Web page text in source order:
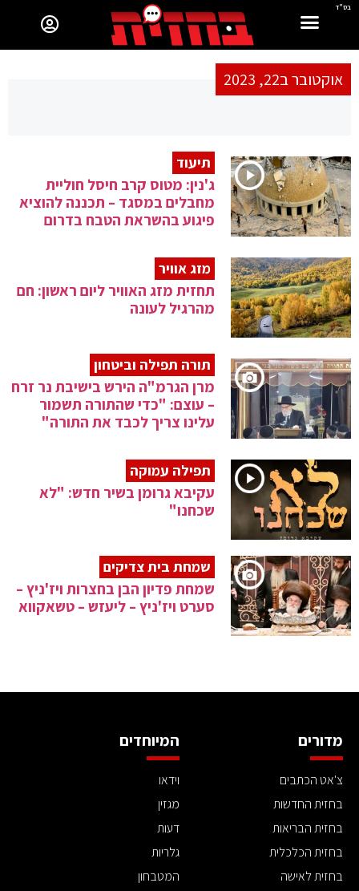
בס"ד
אוקטובר ב22, 2023
תיעוד
ג'נין: מטוס קרב חיסל חוליית
מחבלים במסגד – תכננה להוציא
פיגוע בהשראת הטבח בדרום
מזג אוויר
תחזית מזג האוויר ליום ראשון: חם
מהרגיל לעונה
תורה תפילה וביטחון
מרן הגרמ"ה הירש בישיבת נר זרח
– עוצם: "כדי שהתורה תשמור
עלינו צריך לכבד את התורה"
תפילה עמוקה
עקיבא גרומן בשיר חדש: "לא
שכחנו"
שמחת בית צדיקים
שמחת פדיון הבן בחצרות ויז'ניץ –
סערט ויז'ניץ – ליעזש – טשאקווא
מדורים
צ'אט הכתבים
בחזית החדשות
בחזית הבריאות
בחזית הכלכלית
בחזית לאישה
המיוחדים
וידאו
מגזין
דעות
גלריות
המטבחון